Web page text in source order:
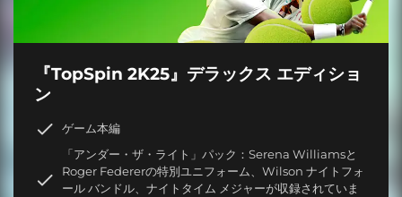
『TopSpin 2K25』デラックス エディショ
ン
ゲーム本編
「アンダー・ザ・ライト」パック：Serena Williamsと
Roger Federerの特別ユニフォーム、Wilson ナイトフォ
ール バンドル、ナイトタイム メジャーが収録されていま